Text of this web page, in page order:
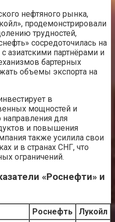
нефтяного рынка,
продемонстрировали
трудностей,
сосредоточилась на
азиатскими партнёрами и
бартерных
объемы экспорта на
в
мощностей и
направления для
и повышения
также усилила свои
и в странах СНГ, что
ограничений.
«Роснефти» и
Роснефть Лукойл